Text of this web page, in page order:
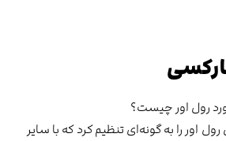
رول اور چیست؟
اور را به گونه‌ای تنظیم کرد که با سایر